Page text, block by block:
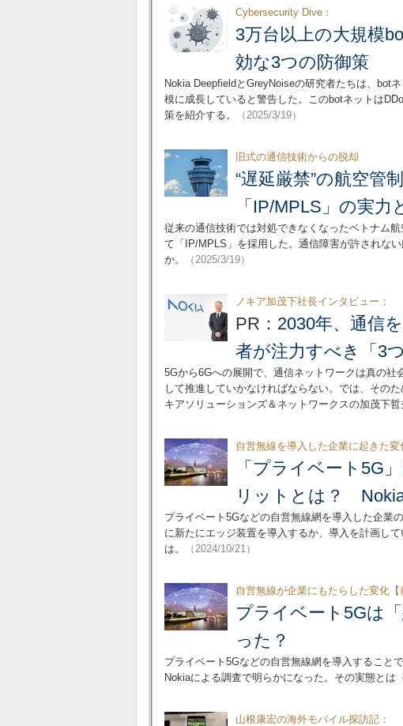
Cybersecurity Dive：
3万台以上の大規模
効な3つの防御策
Nokia DeepfieldとGreyNoiseの研究者たちは、bot
模に成長していると警告した。このbotネットは
策を紹介する。
（2025/3/19）
旧式の通信技術からの脱却
“遅延厳禁”の航空管
「IP/MPLS」の実力
従来の通信技術では対処できなくなったベトナム
て「IP/MPLS」を採用した。通信障害が許されな
か。
（2025/3/19）
ノキア加茂下社長インタビュー：
PR： 2030年、通信
者が注力すべき「3つ
5Gから6Gへの展開で、通信ネットワークは真の
して推進していかなければならない。では、その
キアソリューションズ＆ネットワークスの加茂下
自営無線を導入した企業に起きた変
「プライベート5G
リットとは？
プライベート5Gなどの自営無線網を導入した企業
に新たにエッジ装置を導入するか、導入を計画し
は。
（2024/10/21）
自営無線が企業にもたらした変化【
プライベート5Gは
った？
プライベート5Gなどの自営無線網を導入すること
Nokiaによる調査で明らかになった。その実態とは
山根康宏の海外モバイル探訪記：